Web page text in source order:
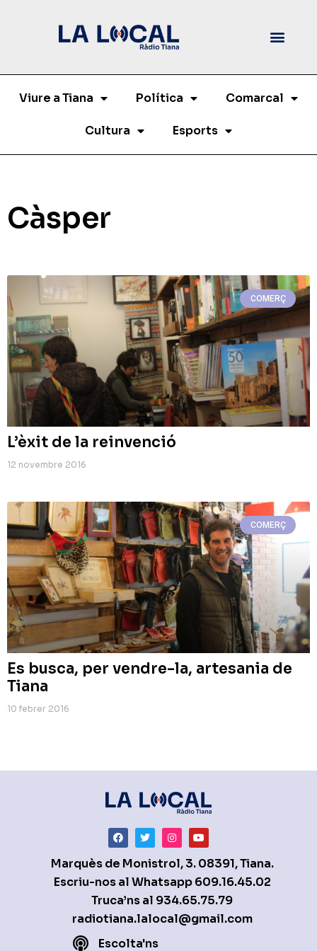
Viure a Tiana Política Comarcal
Cultura Esports
Càsper
COMERÇ
L’èxit de la reinvenció
12 novembre 2016
COMERÇ
Es busca, per vendre-la, artesania de
Tiana
10 febrer 2016
Marquès de Monistrol, 3. 08391, Tiana.
Escriu-nos al Whatsapp609.16.45.02
Truca’ns al 934.65.75.79
radiotiana.lalocal@gmail.com
Escolta'ns